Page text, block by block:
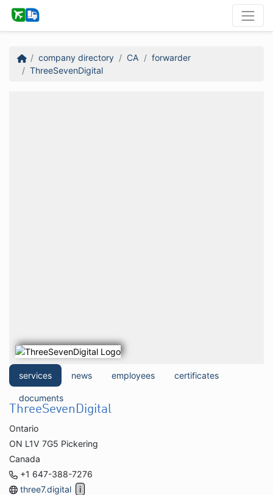
company directory CA
forwarder
ThreeSevenDigital
services news employees certificates
documents
ThreeSevenDigital
Ontario
ON L1V 7G5 Pickering
Canada
+1 647-388-7276
three7.digital